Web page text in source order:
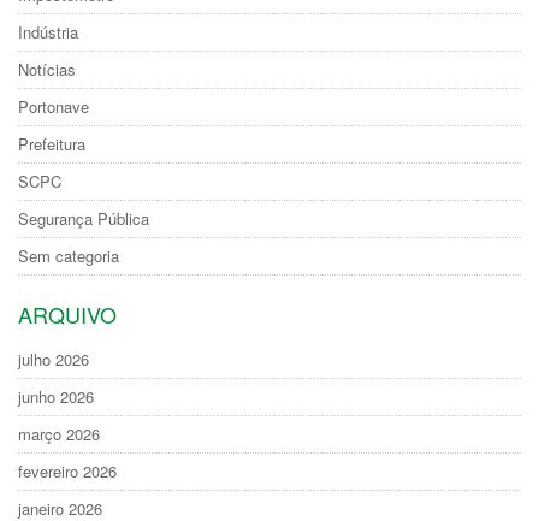
Indústria
Notícias
Portonave
Prefeitura
SCPC
Segurança Pública
Sem categoria
ARQUIVO
julho 2026
junho 2026
março 2026
fevereiro 2026
janeiro 2026